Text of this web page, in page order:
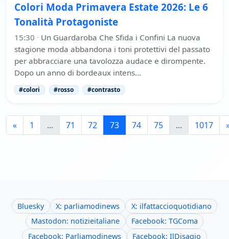
Colori Moda Primavera Estate 2026: Le 6
Tonalità Protagoniste
15:30 · Un Guardaroba Che Sfida i Confini La nuova
stagione moda abbandona i toni protettivi del passato
per abbracciare una tavolozza audace e dirompente.
Dopo un anno di bordeaux intens…
#colori #rosso #contrasto
« 1 ... 71 72 73 74 75 ... 1017
Bluesky X: parliamodinews
X: ilfattaccioquotidiano
Mastodon: notizieitaliane
Facebook: TGComa
Facebook: Parliamodinews
Facebook: IlDisagio